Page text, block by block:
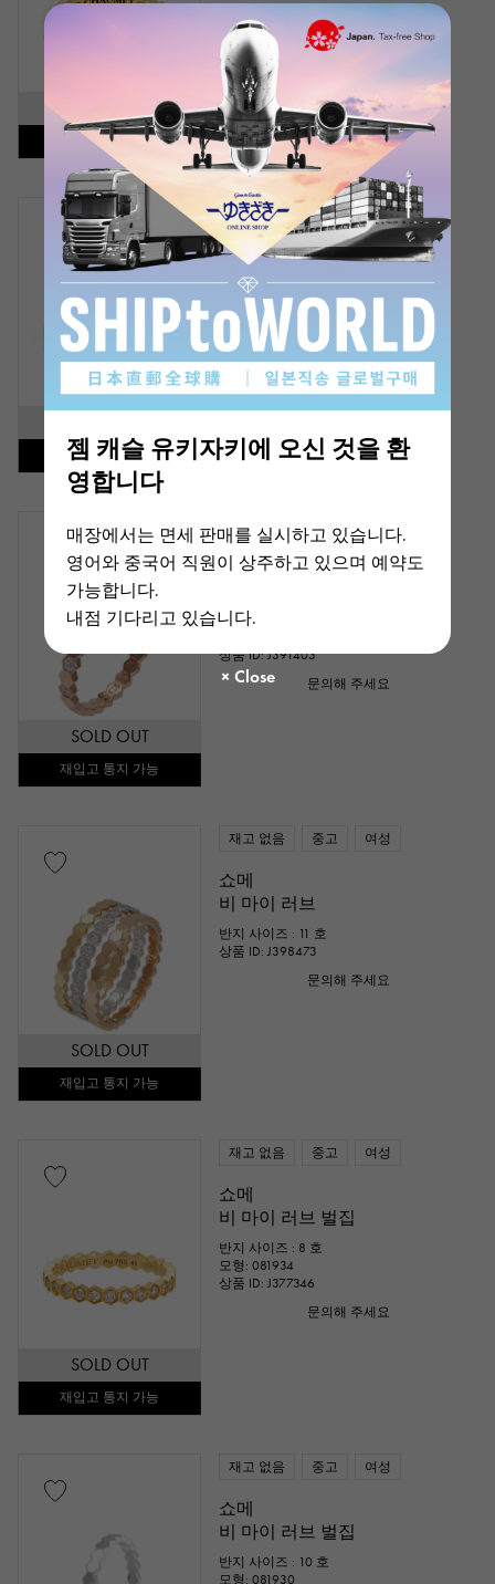
젬 캐슬 유키자키에 오신 것을 환
영합니다
매장에서는 면세 판매를 실시하고 있습니다.
영어와 중국어 직원이 상주하고 있으며 예약도
가능합니다.
내점 기다리고 있습니다.
재입고 통지 가능
상품 ID: J379794
문의해 주세요
재입고 통지 가능
재고 없음 중고 여성
쇼메
비 마이 러브 벌집
반지 사이즈 : 11 호
모형: 083361
상품 ID: J384643
문의해 주세요
SOLD OUT
재입고 통지 가능
재고 없음 중고 여성
쇼메
반지 사이즈 : 9 호
상품 ID: J391403
문의해 주세요
SOLD OUT
재입고 통지 가능
재고 없음 중고 여성
쇼메
비 마이 러브
반지 사이즈 : 11 호
상품 ID: J398473
문의해 주세요
SOLD OUT
재입고 통지 가능
재고 없음 중고 여성
쇼메
비 마이 러브 벌집
반지 사이즈 : 8 호
모형: 081934
상품 ID: J377346
문의해 주세요
재고 없음 중고 여성
쇼메
비 마이 러브 벌집
반지 사이즈 : 10 호
모형: 081930